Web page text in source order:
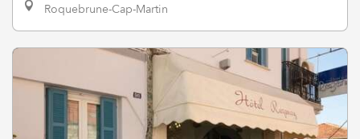
Roquebrune-Cap-Martin